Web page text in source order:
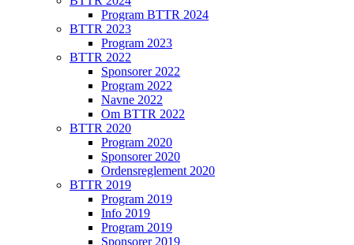
Program BTTR 2024
BTTR 2023
Program 2023
BTTR 2022
Sponsorer 2022
Program 2022
Navne 2022
Om BTTR 2022
BTTR 2020
Program 2020
Sponsorer 2020
Ordensreglement 2020
BTTR 2019
Program 2019
Info 2019
Program 2019
Sponsorer 2019